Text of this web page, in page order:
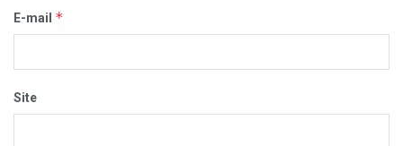
E-mail *
Site